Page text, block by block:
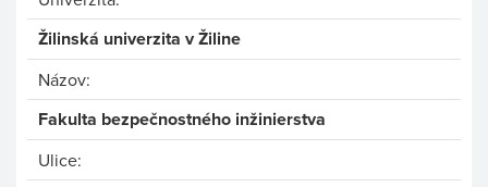
Žilinská univerzita v Žiline
Názov:
Fakulta bezpečnostného inžinierstva
Ulice: